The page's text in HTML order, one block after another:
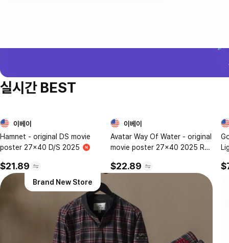
실시간 BEST
1
이베이
Hamnet - original DS movie
poster 27x40 D/S 2025
$21.89
2
이베이
Avatar Way Of Water - original
movie poster 27x40 2025 Re-
$22.89
Brand New Store